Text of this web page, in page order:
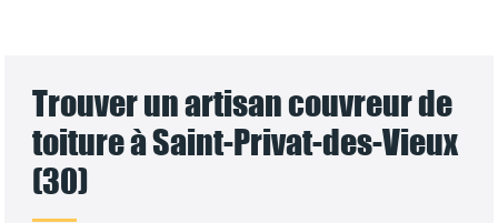
Trouver un artisan couvreur de
toiture à Saint-Privat-des-Vieux
(30)